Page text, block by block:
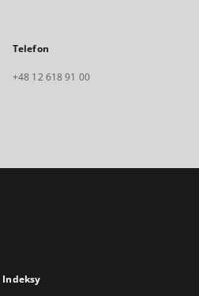
Telefon
+48 12 618 91 00
Indeksy